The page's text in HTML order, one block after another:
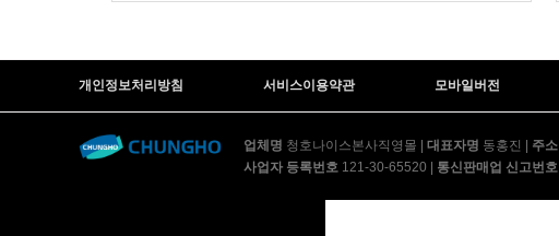
개인정보처리방침 서비스이용약관 모바일버전
업체명 청호나이스본사직영몰 대표자명 동홍진 주소
사업자 등록번호 121-30-65520 통신판매업 신고번호